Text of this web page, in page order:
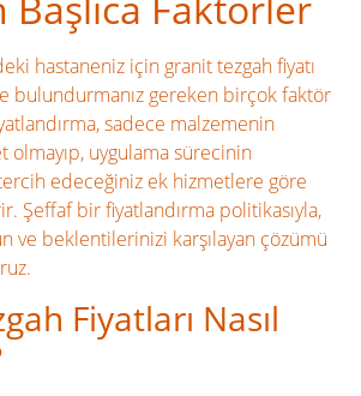
hastaneniz için granit tezgah fiyatı
bulundurmanız gereken birçok faktör
sadece malzemenin
uygulama sürecinin
tercih edeceğiniz ek hizmetlere göre
Şeffaf bir fiyatlandırma politikasıyla,
ve beklentilerinizi karşılayan çözümü
Fiyatları Nasıl